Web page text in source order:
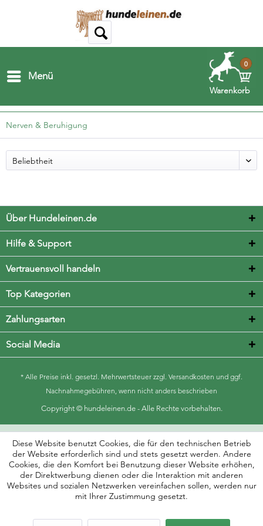
Menü
Warenkorb
0
Nerven & Beruhigung
Über Hundeleinen.de
Hilfe & Support
Vertrauensvoll handeln
Top Kategorien
Zahlungsarten
Social Media
* Alle Preise inkl. gesetzl. Mehrwertsteuer zzgl. Versandkosten und ggf.
Nachnahmegebühren, wenn nicht anders beschrieben
Copyright © hundeleinen.de - Alle Rechte vorbehalten.
Diese Website benutzt Cookies, die für den technischen Betrieb
der Website erforderlich sind und stets gesetzt werden. Andere
Cookies, die den Komfort bei Benutzung dieser Website erhöhen,
der Direktwerbung dienen oder die Interaktion mit anderen
Websites und sozialen Netzwerken vereinfachen sollen, werden nur
mit Ihrer Zustimmung gesetzt.